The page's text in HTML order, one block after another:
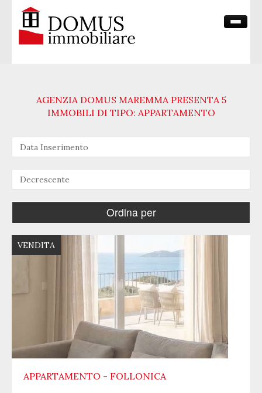
VENDITE
AGENZIA DOMUS MAREMMA PRESENTA 5
IMMOBILI DI TIPO: APPARTAMENTO
VENDITA
APPARTAMENTO - FOLLONICA